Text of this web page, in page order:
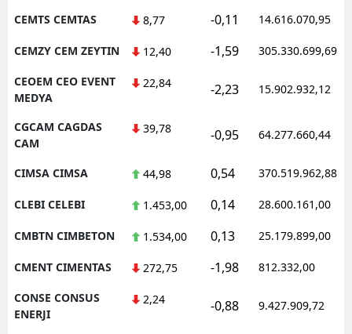
CEMTS CEMTAS 8,77 -0,11 14.616.070,95
CEMZY CEM ZEYTIN 12,40 -1,59 305.330.699,69
CEOEM CEO EVENT
MEDYA
22,84 -2,23 15.902.932,12
CGCAM CAGDAS
CAM
39,78 -0,95 64.277.660,44
CIMSA CIMSA 44,98 0,54 370.519.962,88
CLEBI CELEBI 1.453,00 0,14 28.600.161,00
CMBTN CIMBETON 1.534,00 0,13 25.179.899,00
CMENT CIMENTAS 272,75 -1,98 812.332,00
CONSE CONSUS
ENERJI
2,24 -0,88 9.427.909,72